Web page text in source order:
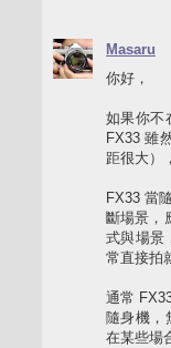
Masaru
你好，
如果你不
FX33 雖
距很大）
FX33 當
斷場景，
式與場景
常直接拍
通常
隨身機，
在某些場